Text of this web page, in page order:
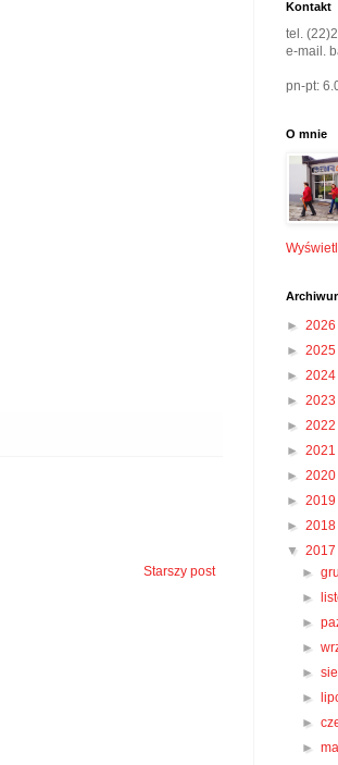
Starszy post
Kontakt
tel.
e-mail.
pn-pt:
O mnie
► 2026
► 2025
► 2024
► 2023
► 2022
► 2021
► 2020
► 2019
► 2018
▼ 2017
►
►
►
►
►
►
►
►